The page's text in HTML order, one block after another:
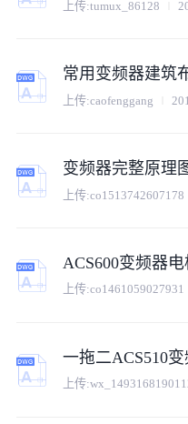
上传:tumux_86128
常用变频器建筑
上传:caofenggang
变频器完整原理
上传:co1513742607178
ACS600变频器
上传:co1461059027931
一拖二ACS510
上传: